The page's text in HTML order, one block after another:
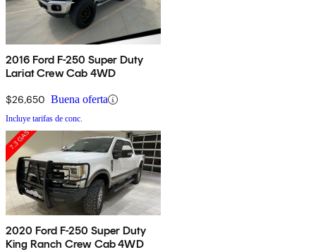
2016 Ford F-250 Super Duty
Lariat Crew Cab 4WD
$26,650 Buena oferta
Incluye tarifas de conc.
2020 Ford F-250 Super Duty
King Ranch Crew Cab 4WD